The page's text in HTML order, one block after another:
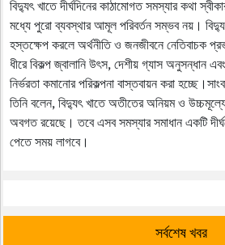
বিদ্যুৎ খাতে দীর্ঘদিনের কাঠামোগত সমস্যার কথা
মধ্যে পুরো ব্যবস্থার আমূল পরিবর্তন সম্ভব নয়।
হস্তক্ষেপ করলে অর্থনীতি ও জনজীবনে নেতিবাচক
ধীরে বিকল্প জ্বালানি উৎস, দেশীয় গ্যাস অনুসন্ধান
নির্ভরতা কমানোর পরিকল্পনা বাস্তবায়ন করা
তিনি বলেন, বিদ্যুৎ খাতে অতীতের অনিয়ম ও
অবগত রয়েছে। তবে এসব সমস্যার সমাধান একটি
পেতে সময় লাগবে।
সর্বশেষ খবর